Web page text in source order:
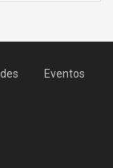
Eventos